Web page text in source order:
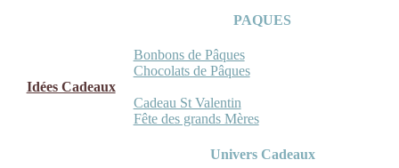
PAQUES
Bonbons de Pâques
Chocolats de Pâques
Idées Cadeaux
Cadeau St Valentin
Fête des grands Mères
Univers Cadeaux